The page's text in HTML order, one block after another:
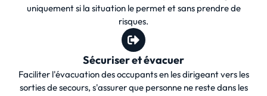
uniquement si la situation le permet et sans prendre de
risques.
Sécuriser et évacuer
Faciliter l'évacuation des occupants en les dirigeant vers les
sorties de secours, s'assurer que personne ne reste dans les